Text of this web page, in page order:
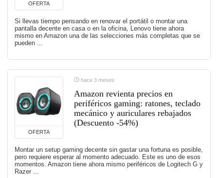
OFERTA
Si llevas tiempo pensando en renovar el portátil o montar una
pantalla decente en casa o en la oficina, Lenovo tiene ahora
mismo en Amazon una de las selecciones más completas que se
pueden ...
OFERTA
hace 3 meses
Amazon revienta precios en
periféricos gaming: ratones, teclado
mecánico y auriculares rebajados
(Descuento -54%)
Montar un setup gaming decente sin gastar una fortuna es posible,
pero requiere esperar al momento adecuado. Este es uno de esos
momentos. Amazon tiene ahora mismo periféricos de Logitech G y
Razer ...